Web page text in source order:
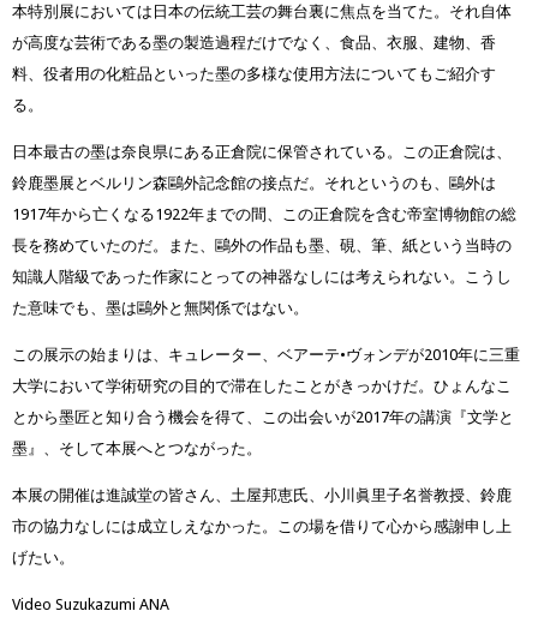
本特別展においては日本の伝統工芸の舞台裏に焦点を当てた。それ自体
が高度な芸術である墨の製造過程だけでなく、食品、衣服、建物、香
料、役者用の化粧品といった墨の多様な使用方法についてもご紹介す
る。
日本最古の墨は奈良県にある正倉院に保管されている。この正倉院は、
鈴鹿墨展とベルリン森鷗外記念館の接点だ。それというのも、鷗外は
1917年から亡くなる1922年までの間、この正倉院を含む帝室博物館の総
長を務めていたのだ。また、鷗外の作品も墨、硯、筆、紙という当時の
知識人階級であった作家にとっての神器なしには考えられない。こうし
た意味でも、墨は鷗外と無関係ではない。
この展示の始まりは、キュレーター、ベアーテ•ヴォンデが2010年に三重
大学において学術研究の目的で滞在したことがきっかけだ。ひょんなこ
とから墨匠と知り合う機会を得て、この出会いが2017年の講演『文学と
墨』、そして本展へとつながった。
本展の開催は進誠堂の皆さん、土屋邦恵氏、小川眞里子名誉教授、鈴鹿
市の協力なしには成立しえなかった。この場を借りて心から感謝申し上
げたい。
Video Suzukazumi ANA